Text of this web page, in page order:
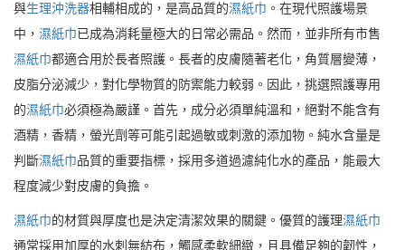
與生理沖洗器相輔相成的，是高品質的濕紙巾 。在現代照護場景
中， 濕紙巾已成為消耗量極大的日常必需品。然而，並非所有市售
濕紙巾都適合用於長者照護。長者的皮膚隨著老化，角質層變薄，
皮脂分泌減少，對化學物質的防禦能力較弱。因此，挑選照護專用
的濕紙巾必須極為嚴謹。首先，成分必須單純溫和，絕對不能含有
酒精，香精，螢光劑等可能引起過敏或刺激的添加物。純水含量是
判斷濕紙巾品質的重要指標，採用多道過濾純化水的產品，能最大
程度減少對皮膚的負擔。
濕紙巾的材質與厚度也是決定清潔效果的關鍵。優質的護理濕紙巾
通常採用加厚的水刺無紡布，觸感柔軟細緻，且具備足夠的韌性，